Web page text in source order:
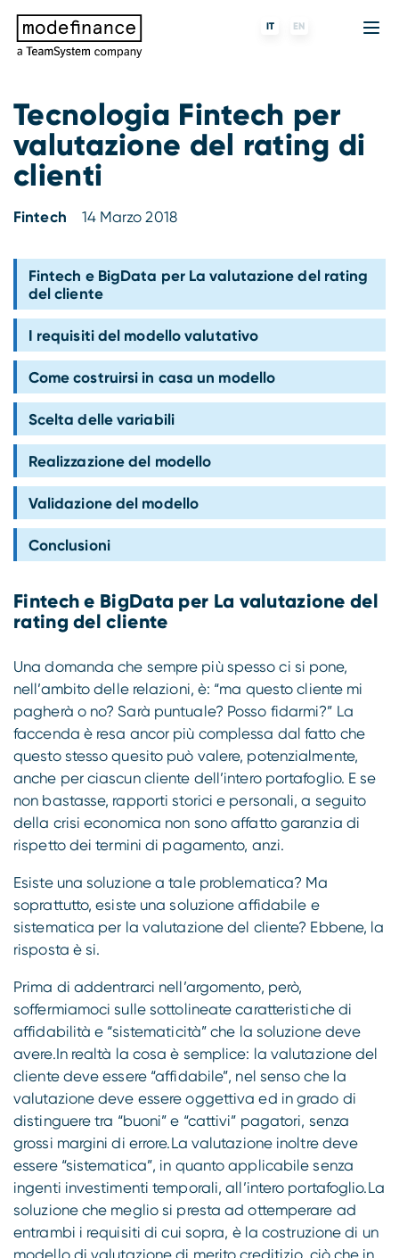
IT EN
Tecnologia Fintech per
valutazione del rating di
clienti
Fintech 14 Marzo 2018
Fintech e BigData per La valutazione del rating
del cliente
I requisiti del modello valutativo
Come costruirsi in casa un modello
Scelta delle variabili
Realizzazione del modello
Validazione del modello
Conclusioni
Fintech e BigData per La valutazione del
rating del cliente
Una domanda che sempre più spesso ci si pone,
nell’ambito delle relazioni, è: “ma questo cliente mi
pagherà o no? Sarà puntuale? Posso fidarmi?” La
faccenda è resa ancor più complessa dal fatto che
questo stesso quesito può valere, potenzialmente,
anche per ciascun cliente dell’intero portafoglio. E se
non bastasse, rapporti storici e personali, a seguito
della crisi economica non sono affatto garanzia di
rispetto dei termini di pagamento, anzi.
Esiste una soluzione a tale problematica? Ma
soprattutto, esiste una soluzione affidabile e
sistematica per la valutazione del cliente? Ebbene, la
risposta è si.
Prima di addentrarci nell’argomento, però,
soffermiamoci sulle sottolineate caratteristiche di
affidabilità e “sistematicità” che la soluzione deve
avere.In realtà la cosa è semplice: la valutazione del
cliente deve essere “affidabile”, nel senso che la
valutazione deve essere oggettiva ed in grado di
distinguere tra “buoni” e “cattivi” pagatori, senza
grossi margini di errore.La valutazione inoltre deve
essere “sistematica”, in quanto applicabile senza
ingenti investimenti temporali, all’intero portafoglio.La
soluzione che meglio si presta ad ottemperare ad
entrambi i requisiti di cui sopra, è la costruzione di un
modello di valutazione di merito creditizio, ciò che in
Agenzia di Rating
Rating ESG
Tigran
s-peek
MORE
ForST
Data Science
API & Plug-N-Play
Fintech
Banche e finanziarie
SGR e fondi
Imprese
Chi siamo
Partner e clienti
Blog
Press center
Contatti
Lavora con noi
Compliance